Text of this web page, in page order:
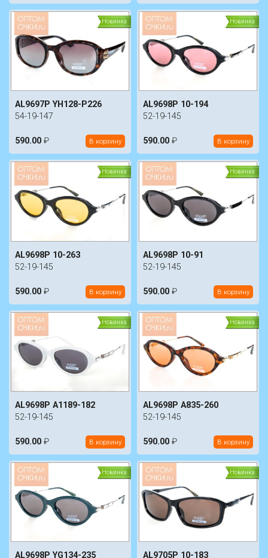
Новинка
AL9697P YH128-P226
54-19-147
590.00 ₽ В корзину
Новинка
AL9698P 10-194
52-19-145
590.00 ₽ В корзину
Новинка
AL9698P 10-263
52-19-145
590.00 ₽ В корзину
Новинка
AL9698P 10-91
52-19-145
590.00 ₽ В корзину
Новинка
AL9698P A1189-182
52-19-145
590.00 ₽ В корзину
Новинка
AL9698P A835-260
52-19-145
590.00 ₽ В корзину
Новинка
AL9698P YG134-235
Новинка
AL9705P 10-183